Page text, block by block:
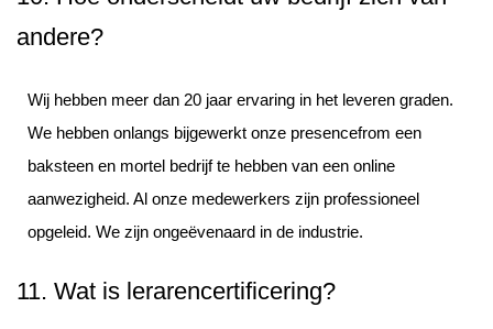
andere?
Wij hebben meer dan 20 jaar ervaring in het leveren graden.
We hebben onlangs bijgewerkt onze presencefrom een
baksteen en mortel bedrijf te hebben van een online
aanwezigheid. Al onze medewerkers zijn professioneel
opgeleid. We zijn ongeëvenaard in de industrie.
11. Wat is lerarencertificering?